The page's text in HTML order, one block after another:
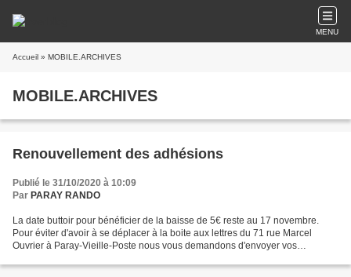
MENU
Accueil » MOBILE.ARCHIVES
MOBILE.ARCHIVES
Renouvellement des adhésions
Publié le 31/10/2020 à 10:09
Par PARAY RANDO
La date buttoir pour bénéficier de la baisse de 5€ reste au 17 novembre.
Pour éviter d'avoir à se déplacer à la boite aux lettres du 71 rue Marcel
Ouvrier à Paray-Vieille-Poste nous vous demandons d'envoyer vos